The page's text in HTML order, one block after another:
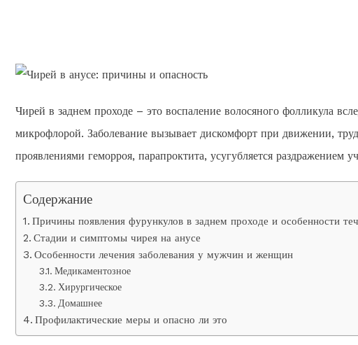
Чирей в заднем проходе – это воспаление волосяного фолликула
микрофлорой. Заболевание вызывает дискомфорт при движении,
проявлениями геморроя, парапроктита, усугубляется раздражением
Содержание
Причины появления фурункулов в заднем проходе и особенности
Стадии и симптомы чирея на анусе
Особенности лечения заболевания у мужчин и женщин
Медикаментозное
Хирургическое
Домашнее
Профилактические меры и опасно ли это